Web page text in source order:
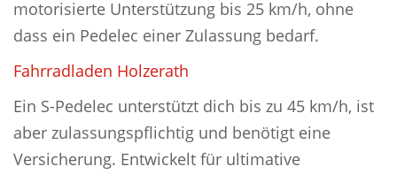
motorisierte Unterstützung bis 25 km/h, ohne
dass ein Pedelec einer Zulassung bedarf.
Fahrradladen Holzerath
Ein S-Pedelec unterstützt dich bis zu 45 km/h, ist
aber zulassungspflichtig und benötigt eine
Versicherung. Entwickelt für ultimative